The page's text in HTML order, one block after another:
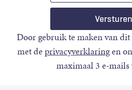
Door gebruik te maken van
met deprivacyverklaringen
maximaal 3 e-